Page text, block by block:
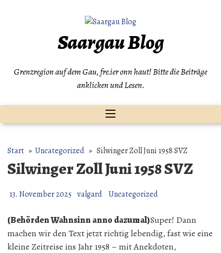
Saargau Blog
Grenzregion auf dem Gau, fre.ier onn haut! Bitte die Beiträge
anklicken und Lesen.
Start » Uncategorized » Silwinger Zoll Juni 1958 SVZ
Silwinger Zoll Juni 1958 SVZ
13. November 2025 valgard Uncategorized
(Behörden Wahnsinn anno dazumal)Super! Dann
machen wir den Text jetzt richtig lebendig, fast wie eine
kleine Zeitreise ins Jahr 1958 – mit Anekdoten,